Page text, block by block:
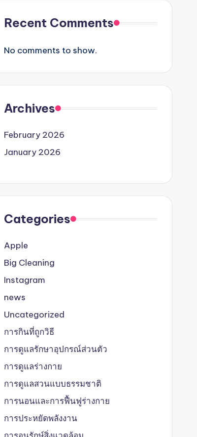
Recent Comments
No comments to show.
Archives
February 2026
January 2026
Categories
Apple
Big Cleaning
Instagram
news
Uncategorized
การกินที่ถูกวิธี
การดูแลรักษาอุปกรณ์ส่วนตัว
การดูแลร่างกาย
การดูแลสวนแบบธรรมชาติ
การนอนและการฟื้นฟูร่างกาย
การประหยัดพลังงาน